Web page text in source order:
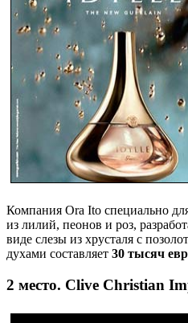
Компания Ora Ito специально
из лилий, пеонов и роз,
виде слезы из хрусталя с
духами составляет 30 тысяч
2 место. Clive Christian